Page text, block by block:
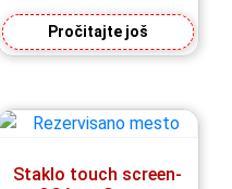
Pročitajte još
Staklo touch screen-